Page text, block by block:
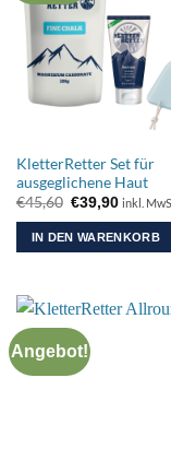
KletterRetter Set für
ausgeglichene Haut
€45,60
Preis
war:
€45,60
€39,90
ist:
€39,90.
inkl.
IN DEN WARENKORB
Angebot!